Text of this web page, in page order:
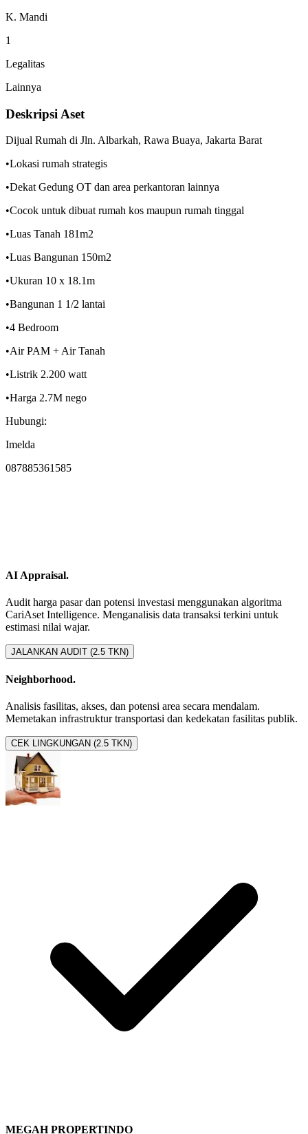
K. Mandi
1
Legalitas
Lainnya
Deskripsi Aset
Dijual Rumah di Jln. Albarkah, Rawa Buaya, Jakarta Barat
•Lokasi rumah strategis
•Dekat Gedung OT dan area perkantoran lainnya
•Cocok untuk dibuat rumah kos maupun rumah tinggal
•Luas Tanah 181m2
•Luas Bangunan 150m2
•Ukuran 10 x 18.1m
•Bangunan 1 1/2 lantai
•4 Bedroom
•Air PAM + Air Tanah
•Listrik 2.200 watt
•Harga 2.7M nego
Hubungi:
Imelda
087885361585
AI Appraisal.
Audit harga pasar dan potensi investasi menggunakan algoritma
CariAset Intelligence. Menganalisis data transaksi terkini untuk
estimasi nilai wajar.
JALANKAN AUDIT (2.5 TKN)
Neighborhood.
Analisis fasilitas, akses, dan potensi area secara mendalam.
Memetakan infrastruktur transportasi dan kedekatan fasilitas publik.
CEK LINGKUNGAN (2.5 TKN)
MEGAH PROPERTINDO